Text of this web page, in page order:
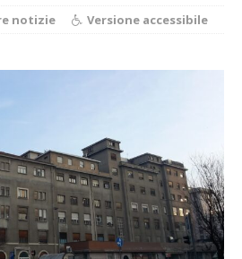
notizie Versione accessibile